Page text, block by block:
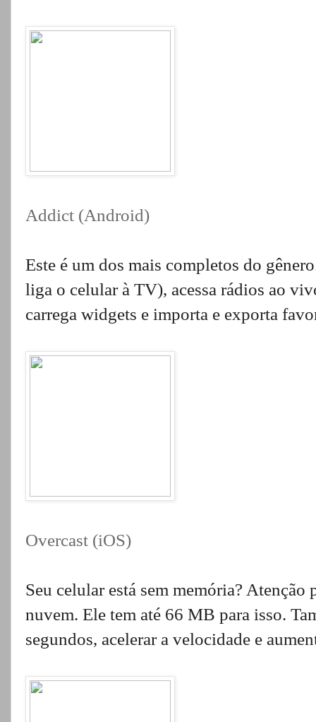
Addict (Android)
Este é um dos mais completos do
liga o celular à TV), acessa rádios ao
carrega widgets e importa e exporta
Overcast (iOS)
Seu celular está sem memória? Atenção
nuvem. Ele tem até 66 MB para isso.
segundos, acelerar a velocidade e